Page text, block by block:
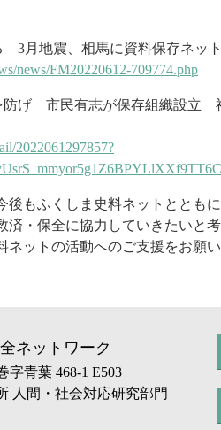
3月地震、相馬に資料保存ネッ
news/FM20220612-709774.php
防げ 市民有志が保存組織設立
2022061297857?
後もふくしま史料ネットととも
済・保全に協力していきたいと
ネットの活動へのご支援をお願
ネットワーク
字青葉 468-1 E503
人間・社会対応研究部門